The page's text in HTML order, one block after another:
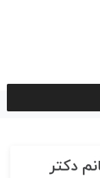
دكتر